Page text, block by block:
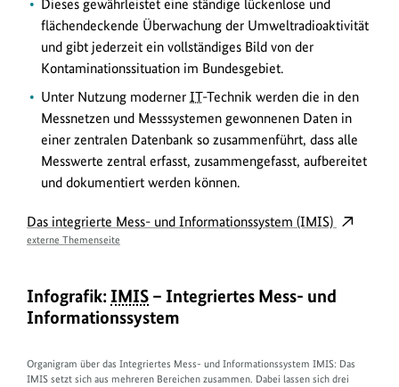
Dieses gewährleistet eine ständige lückenlose und
flächendeckende Überwachung der Umweltradioaktivität
und gibt jederzeit ein vollständiges Bild von der
Kontaminationssituation im Bundesgebiet.
Unter Nutzung moderner IT-Technik werden die in den
Messnetzen und Messsystemen gewonnenen Daten in
einer zentralen Datenbank so zusammenführt, dass alle
Messwerte zentral erfasst, zusammengefasst, aufbereitet
und dokumentiert werden können.
Das integrierte Mess- und Informationssystem (IMIS)
externe Themenseite
Infografik: IMIS – Integriertes Mess- und
Informationssystem
Organigram über das Integriertes Mess- und Informationssystem IMIS: Das
IMIS setzt sich aus mehreren Bereichen zusammen. Dabei lassen sich drei